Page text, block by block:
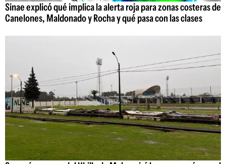
Sinae explicó qué implica la alerta roja para zonas costeras de
Canelones, Maldonado y Rocha y qué pasa con las clases